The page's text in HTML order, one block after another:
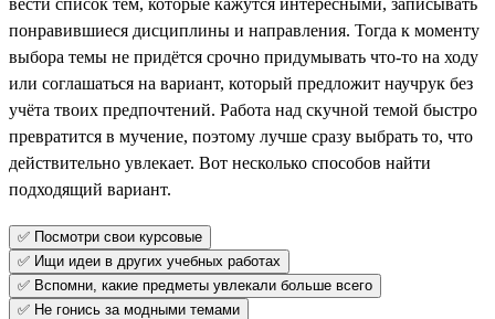
понравившиеся дисциплины и направления. Тогда к моменту
выбора темы не придётся срочно придумывать что-то на ходу
или соглашаться на вариант, который предложит научрук без
учёта твоих предпочтений. Работа над скучной темой быстро
превратится в мучение, поэтому лучше сразу выбрать то, что
действительно увлекает. Вот несколько способов найти
подходящий вариант.
✅ Посмотри свои курсовые
✅ Ищи идеи в других учебных работах
✅ Вспомни, какие предметы увлекали больше всего
✅ Не гонись за модными темами